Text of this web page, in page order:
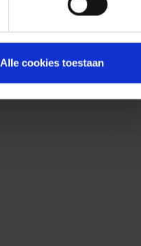
Alle cookies toestaan